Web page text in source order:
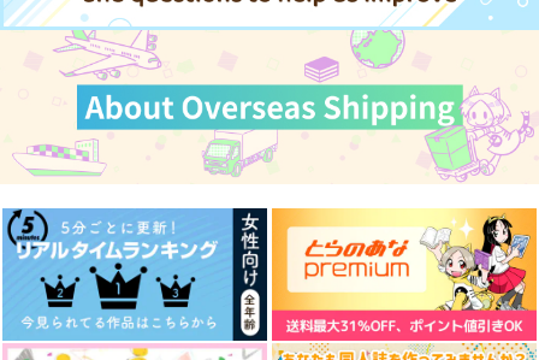
映画の時間
472円（税込）
ラギー×レオナ
作品詳細
Blue gray
ふわまく
944円（税込）
ラギー×レオナ
サンプル
作品詳細
Golden Record
箱庭のゆめ
（税込）
ラギー×レオナ
サンプル
作品詳細
カート カート カート
Blue gray
映画の時間
ドーナツの穴のおいし